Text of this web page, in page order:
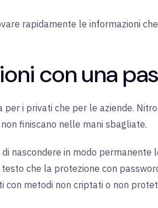
rapidamente le informazioni
con una
i privati che per le aziende.
finiscano nelle mani sbagliate.
di nascondere in modo permanente
che la protezione con
con metodi non criptati o non